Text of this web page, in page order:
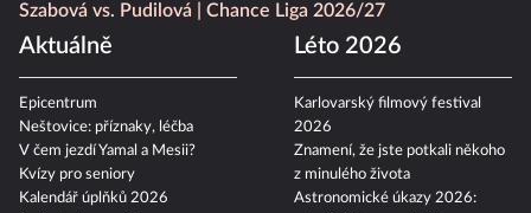
Szabová vs. Pudilová
Chance Liga 2026/27
Aktuálně
Epicentrum
Neštovice: příznaky, léčba
V čem jezdí Yamal a Mesii?
Kvízy pro seniory
Kalendář úplňků 2026
Léto 2026
Karlovarský filmový festival
2026
Znamení, že jste potkali někoho
z minulého života
Astronomické úkazy 2026: